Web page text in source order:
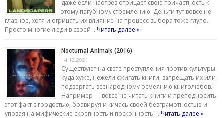
даже если наотрез отрицает свою причастность к
этому пагубному стремлению. Деньги тут вовсе не
главное, хотя и отрицать их влияние на процесс выбора тоже глупо.
Просто многие люди в своей …Читать далее »
Nocturnal Animals (2016)
14.12.2021
Существуют на свете преступления против культуры
куда хуже, нежели сжигать книги, запрещать их или
подвергать всенародному осмеянию книголюбов.
Например — вовсе не читать книги и преподносить
этот факт с гордостью, бравируя и кичась своей безграмотностью и
уповая на мифические скрепность и посконность. …Читать далее »